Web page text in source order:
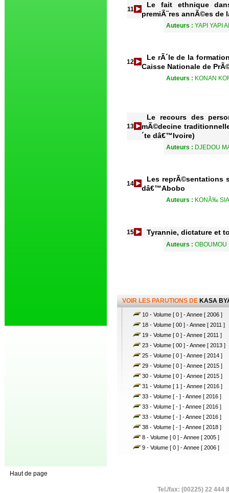
11
Le fait ethnique
premiÃ¨res annÃ©es de
Auteurs : YAPI YAPI
12
Le rÃ´le de la
Caisse Nationale de
Auteurs : KONAN
13
Le recours des
mÃ©decine
´te dâ€™Ivoire)
Auteurs : DJEDOU
14
Les reprÃ©sentations
dâ€™Abobo
Auteurs : KONÃ‰
15 Tyrannie, dictature et
Auteurs : OBOUMOU
VOIR LES PARUTIONS DE KASA
10 - Volume [ 0 ] - Annee [ 2006 ]
18 - Volume [ 00 ] - Annee [ 2011 ]
19 - Volume [ 0 ] - Annee [ 2011 ]
23 - Volume [ 00 ] - Annee [ 2013 ]
25 - Volume [ 0 ] - Annee [ 2014 ]
29 - Volume [ 0 ] - Annee [ 2015 ]
30 - Volume [ 0 ] - Annee [ 2015 ]
31 - Volume [ 1 ] - Annee [ 2016 ]
33 - Volume [ - ] - Annee [ 2016 ]
33 - Volume [ - ] - Annee [ 2016 ]
33 - Volume [ - ] - Annee [ 2016 ]
38 - Volume [ - ] - Annee [ 2018 ]
8 - Volume [ 0 ] - Annee [ 2005 ]
9 - Volume [ 0 ] - Annee [ 2006 ]
Haut de page
Tel./fax: (00225) 22 444